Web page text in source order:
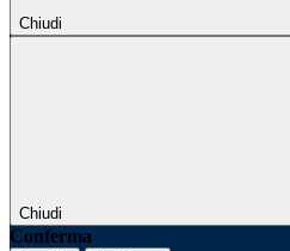
Chiudi
Chiudi
Conferma